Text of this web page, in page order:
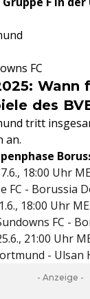
FC
Wann
des
tritt
an.
18:00 Uhr
FC - Borussia
18:00 Uhr
FC -
21:00 Uhr
- Ulsan
- Anzeige -